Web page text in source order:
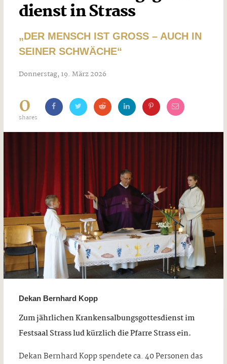
dienst in Strass
„DER MENSCH IST GROSS – AUCH IN S
EINER SCHWÄCHE“
Donnerstag, 19. März 2026
0
shares
Dekan Bernhard Kopp
Zum jährlichen Krankensalbungsgottesdienst im
Festsaal Strass lud kürzlich die Pfarre Strass ein.
Dekan Bernhard Kopp spendete ca. 40 Personen das